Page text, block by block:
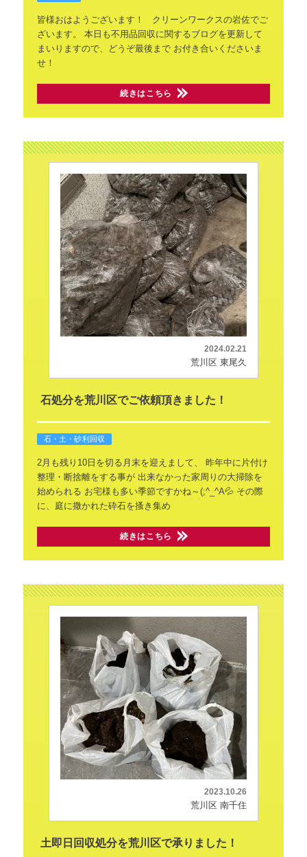
皆様おはようございます！
クリーンワークスの岩佐でご
ざいます。
本日も不用品回収に関するブログを更新して
まいりますので、どうぞ最後までお付き合いくださいま
せ！
続きはこちら
2024.02.21
荒川区 東尾久
石処分を荒川区でご依頼頂きました！
石・土・砂利回収
2月も残り10日を切る月末を迎えまして、
昨年中に片付け
整理・断捨離をする事が出来なかった家周りの大掃除を
始められる お宅様も多い季節ですかね～(;^_^A💦 その際
に、庭に撒かれた砕石を搔き集め
続きはこちら
2023.10.26
荒川区 南千住
土即日回収処分を荒川区で承りました！